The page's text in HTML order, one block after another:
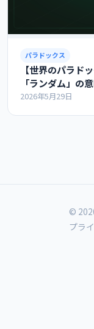
パラドックス
【世界のパラド
「ランダム」の
2026年5月29日
©
プラ